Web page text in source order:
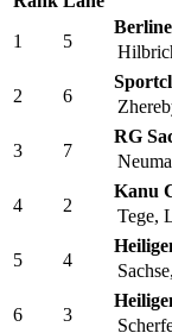
Rank Lane
1
5
2 6
3 7
RG
4 2
Kanu
Tege,
5 4